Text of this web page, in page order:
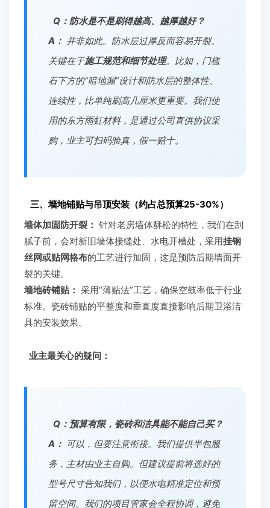
Q：防水是不是刷得越高、越厚越好？
A： 并非如此。防水层过厚反而容易开裂。
关键在于施工规范和细节处理。比如，门槛
石下方的“暗地漏”设计和防水层的整体性、
连续性，比单纯刷高几厘米更重要。我们使
用的东方雨虹材料，是通过公司直供协议采
购，业主可扫码验真，假一赔十。
三、墙地铺贴与吊顶安装（约占总预算25-30%）
墙体加固防开裂： 针对老房墙体酥松的特性，我们在刮
腻子前，会对新旧墙体接缝处、水电开槽处，采用挂钢
丝网或贴网格布的工艺进行加固，这是预防后期墙面开
裂的关键。
墙地砖铺贴： 采用“薄贴法”工艺，确保空鼓率低于行业
标准。瓷砖铺贴的平整度和垂直度直接影响后期卫浴洁
具的安装效果。
业主最关心的疑问：
Q：预算有限，瓷砖和洁具能不能自己买？
A： 可以，但要注意衔接。我们提供半包服
务，主材由业主自购。但建议提前将选好的
型号尺寸告知我们，以便水电精准定位和预
留空间。我们的项目管家会全程协调，避免